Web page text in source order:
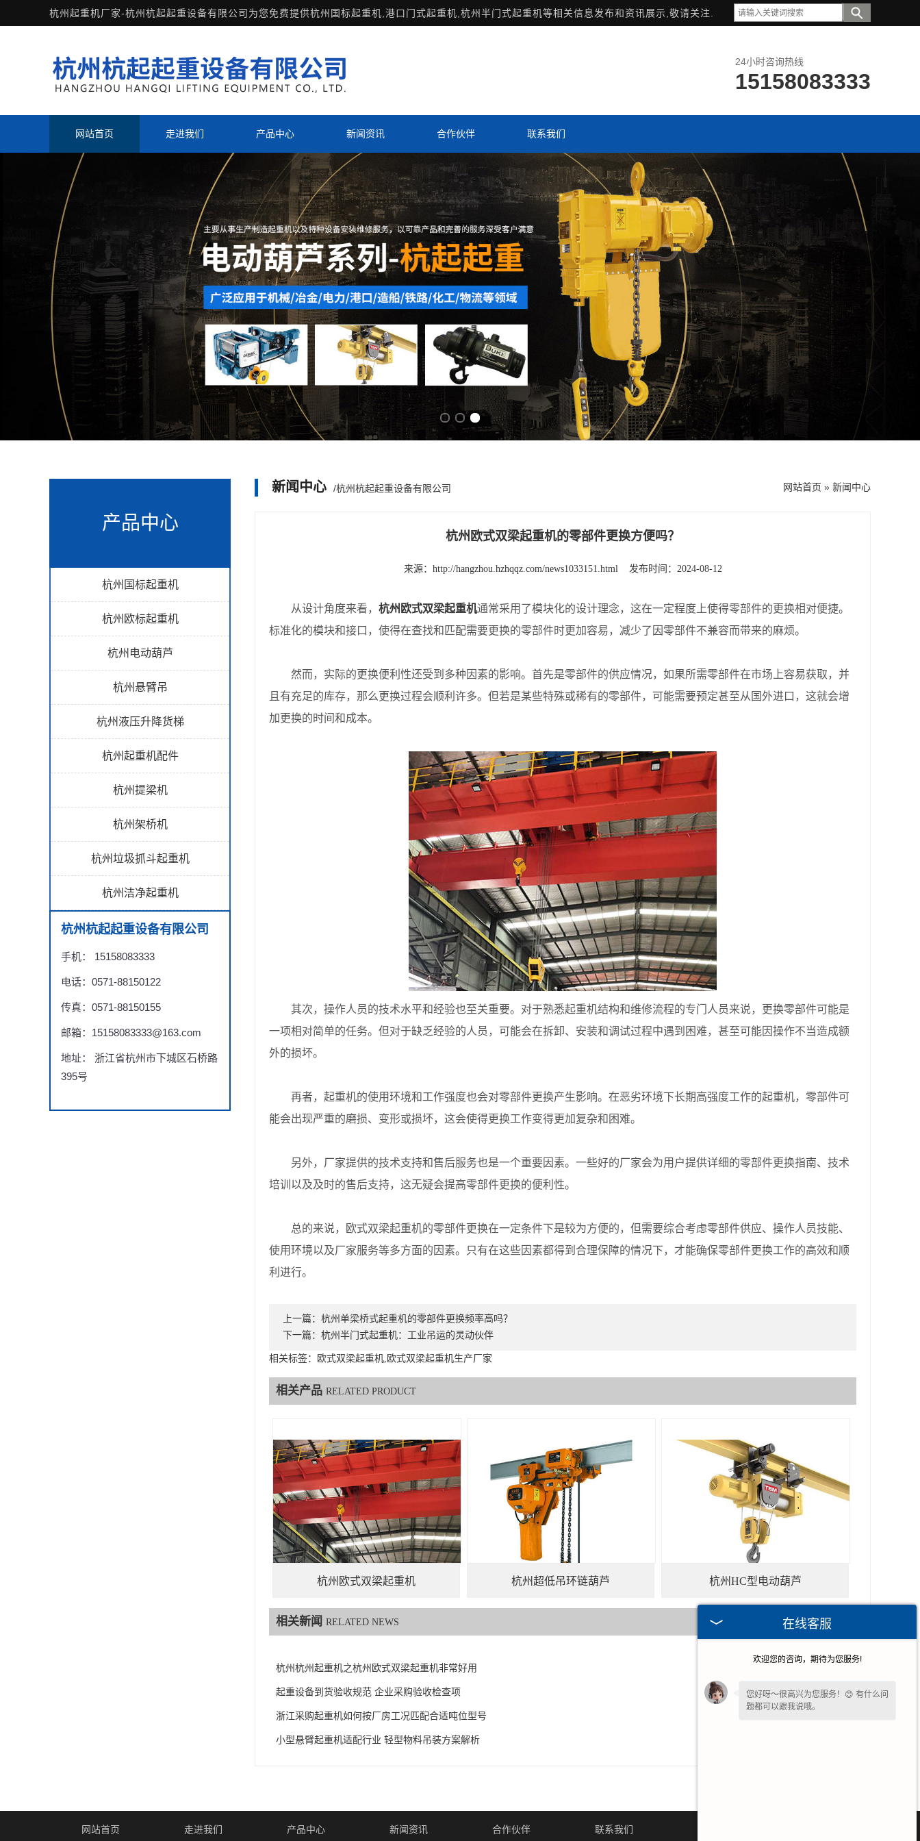
杭州起重机厂家-杭州杭起起重设备有限公司为您免费提供杭州国标起重机 ,港口门式起重机,杭州半门式起重机等相关信息发布和资讯展示,敬请关注.
24小时咨询热线
15158083333
网站首页 走进我们 产品中心 新闻资讯 合作伙伴 联系我们
产品中心
杭州国标起重机
杭州欧标起重机
杭州电动葫芦
杭州悬臂吊
杭州液压升降货梯
杭州起重机配件
杭州提梁机
杭州架桥机
杭州垃圾抓斗起重机
杭州洁净起重机
杭州杭起起重设备有限公司
手机： 15158083333
电话：0571-88150122
传真：0571-88150155
邮箱：15158083333@163.com
地址： 浙江省杭州市下城区石桥路
395号
新闻中心 /杭州杭起起重设备有限公司 网站首页 » 新闻中心
杭州欧式双梁起重机的零部件更换方便吗？
来源： http://hangzhou.hzhqqz.com/news1033151.html 发布时间：2024-08-12
从设计角度来看， 杭州欧式双梁起重机通常采用了模块化的设计理念，这在一定程度上使得零部件的更换相对便捷。
标准化的模块和接口，使得在查找和匹配需要更换的零部件时更加容易，减少了因零部件不兼容而带来的麻烦。
然而，实际的更换便利性还受到多种因素的影响。首先是零部件的供应情况，如果所需零部件在市场上容易获取，并
且有充足的库存，那么更换过程会顺利许多。但若是某些特殊或稀有的零部件，可能需要预定甚至从国外进口，这就会增
加更换的时间和成本。
其次，操作人员的技术水平和经验也至关重要。对于熟悉起重机结构和维修流程的专门人员来说，更换零部件可能是
一项相对简单的任务。但对于缺乏经验的人员，可能会在拆卸、安装和调试过程中遇到困难，甚至可能因操作不当造成额
外的损坏。
再者，起重机的使用环境和工作强度也会对零部件更换产生影响。在恶劣环境下长期高强度工作的起重机，零部件可
能会出现严重的磨损、变形或损坏，这会使得更换工作变得更加复杂和困难。
另外，厂家提供的技术支持和售后服务也是一个重要因素。一些好的厂家会为用户提供详细的零部件更换指南、技术
培训以及及时的售后支持，这无疑会提高零部件更换的便利性。
总的来说，欧式双梁起重机的零部件更换在一定条件下是较为方便的，但需要综合考虑零部件供应、操作人员技能、
使用环境以及厂家服务等多方面的因素。只有在这些因素都得到合理保障的情况下，才能确保零部件更换工作的高效和顺
利进行。
上一篇： 杭州单梁桥式起重机的零部件更换频率高吗？
下一篇： 杭州半门式起重机：工业吊运的灵动伙伴
相关标签：欧式双梁起重机,欧式双梁起重机生产厂家
相关产品 RELATED PRODUCT
杭州欧式双梁起重机 杭州超低吊环链葫芦 杭州HC型电动葫芦
相关新闻 RELATED NEWS
杭州杭州起重机之杭州欧式双梁起重机非常好用
起重设备到货验收规范 企业采购验收检查项 2026-07-31
浙江采购起重机如何按厂房工况匹配合适吨位型号
小型悬臂起重机适配行业 轻型物料吊装方案解析
网站首页 走进我们 产品中心 新闻资讯 合作伙伴 联系我们
在线客服
欢迎您的咨询，期待为您服务!
您好呀～很高兴为您服务！😊 有什么问
题都可以跟我说哦。